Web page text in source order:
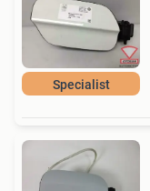
Specialist